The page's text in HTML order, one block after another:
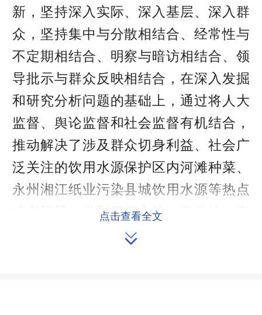
新，坚持深入实际、深入基层、深入群
众，坚持集中与分散相结合、经常性与
不定期相结合、明察与暗访相结合、领
导批示与群众反映相结合，在深入发掘
和研究分析问题的基础上，通过将人大
监督、舆论监督和社会监督有机结合，
推动解决了涉及群众切身利益、社会广
泛关注的饮用水源保护区内河滩种菜、
永州湘江纸业污染县城饮用水源等热点
难点问题，做到了有方法、有做法、有
成效，有效营造了全社会关注、关心、
点击查看全文
